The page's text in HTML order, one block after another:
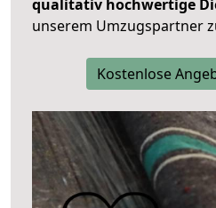
qualitativ hochwertige
unserem Umzugspartner
Kostenlose